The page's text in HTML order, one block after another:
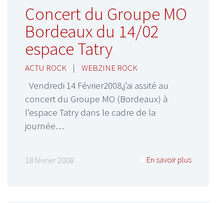
Concert du Groupe MO
Bordeaux du 14/02
espace Tatry
ACTU ROCK | WEBZINE ROCK
Vendredi 14 Février2008,j’ai assité au
concert du Groupe MO (Bordeaux) à
l’espace Tatry dans le cadre de la
journée…
18 février 2008 En savoir plus